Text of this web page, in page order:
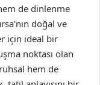
de dinlenme
doğal ve
için ideal bir
noktası olan
hem de